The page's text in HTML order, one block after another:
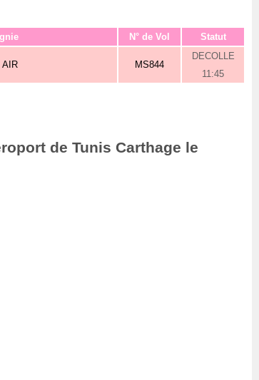
N° de Vol Statut
AIR MS844
DECOLLE
11:45
de Tunis Carthage le